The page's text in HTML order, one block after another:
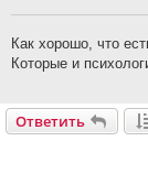
Как хорошо, что
Которые и
Ответить